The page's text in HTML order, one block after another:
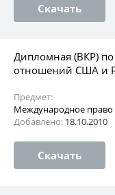
Скачать
Дипломная (ВКР)
отношений США и
Предмет:
Международное право
Добавлено: 18.10.2010
Скачать